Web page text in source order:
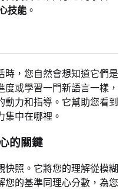
技能 。
時，您自然會想知道它們是
或學習一門新語言一樣，
力和指導。它幫助您看到
集中在哪裡。
的關鍵
快照。它將您的理解從模糊
您的基準同理心分數，為您